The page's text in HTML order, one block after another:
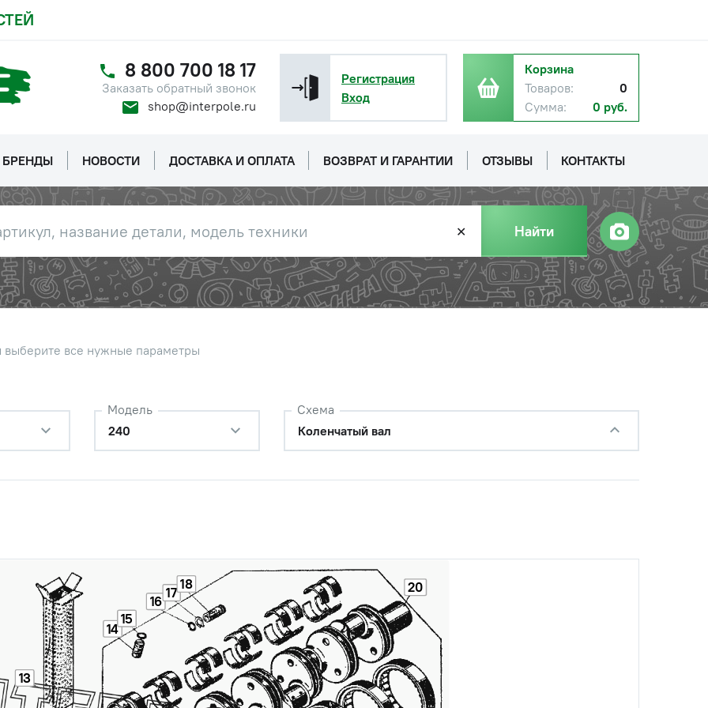
8 800 700 18 17
Заказать обратный звонок
shop@interpole.ru
Регистрация
Вход
Корзина
Товаров:
0
Сумма:
0 руб.
БРЕНДЫ НОВОСТИ ДОСТАВКА И ОПЛАТА ВОЗВРАТ И ГАРАНТИИ ОТЗЫВЫ КОНТАКТЫ
✕ Найти
выберите все нужные параметры
Модель
240
Схема
Коленчатый вал
13
14
15
16
17
18 20
Цена с НДС
156 руб.
−
Наличие − + Купить
ЯМЗ (ПАО
17 руб.
− + Купить
(заглушки шатунной
(ПАО Автодизель)
Наличие
155 руб.
+ Купить
коленвала(большая) ЯМЗ
Наличие
Цена с НДС
− + Купить
ЯМЗ-240БМ2 (ПАО
Наличие
Цена с НДС
коленвала (236-1005030-А)
Автодизель)
Наличие
Цена с НДС
2 745 руб.
− + Купить
Наличие
Обратитесь к
консультанту
коленвала 2622134
(ЯМЗ-240) (ПАО
Наличие
Цена с НДС
8 957 руб.